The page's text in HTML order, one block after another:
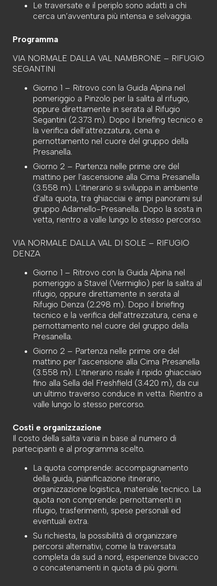
Le traversate e il periplo sono adatti a chi
cerca un’avventura più intensa e selvaggia.
Programma
VIA NORMALE DALLA VAL NAMBRONE – RIFUGIO
SEGANTINI
Giorno 1 – Ritrovo con la Guida Alpina nel
pomeriggio a Pinzolo per la salita al rifugio,
oppure direttamente in serata al Rifugio
Segantini (2.373 m). Dopo il briefing tecnico e
la verifica dell’attrezzatura, cena e
pernottamento nel cuore del gruppo della
Presanella.
Giorno 2 – Partenza nelle prime ore del
mattino per l’ascensione alla Cima Presanella
(3.558 m). L’itinerario si sviluppa in ambiente
d’alta quota, tra ghiacciai e ampi panorami sul
gruppo Adamello-Presanella. Dopo la sosta in
vetta, rientro a valle lungo lo stesso percorso.
VIA NORMALE DALLA VAL DI SOLE – RIFUGIO
DENZA
Giorno 1 – Ritrovo con la Guida Alpina nel
pomeriggio a Stavel (Vermiglio) per la salita al
rifugio, oppure direttamente in serata al
Rifugio Denza (2.298 m). Dopo il briefing
tecnico e la verifica dell’attrezzatura, cena e
pernottamento nel cuore del gruppo della
Presanella.
Giorno 2 – Partenza nelle prime ore del
mattino per l’ascensione alla Cima Presanella
(3.558 m). L’itinerario risale il ripido ghiacciaio
fino alla Sella del Freshfield (3.420 m), da cui
un ultimo traverso conduce in vetta. Rientro a
valle lungo lo stesso percorso.
Costi e organizzazione
Il costo della salita varia in base al numero di
partecipanti e al programma scelto.
La quota comprende: accompagnamento
della guida, pianificazione itinerario,
organizzazione logistica, materiale tecnico. La
quota non comprende: pernottamenti in
rifugio, trasferimenti, spese personali ed
eventuali extra.
Su richiesta, la possibilità di organizzare
percorsi alternativi, come la traversata
completa da sud a nord, esperienze bivacco
o concatenamenti in quota di più giorni.